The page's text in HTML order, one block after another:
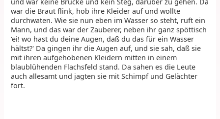
war die Braut flink, hob ihre Kleider auf und wollte
durchwaten. Wie sie nun eben im Wasser so steht, ruft ein
Mann, und das war der Zauberer, neben ihr ganz spöttisch
'ei! wo hast du deine Augen, daß du das für ein Wasser
hältst?' Da gingen ihr die Augen auf, und sie sah, daß sie
mit ihren aufgehobenen Kleidern mitten in einem
blaublühenden Flachsfeld stand. Da sahen es die Leute
auch allesamt und jagten sie mit Schimpf und Gelächter
fort.